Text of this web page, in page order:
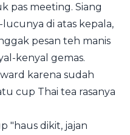
pas meeting. Siang
di atas kepala,
pesan teh manis
kenyal gemas.
karena sudah
cup Thai tea rasanya
"haus dikit, jajan